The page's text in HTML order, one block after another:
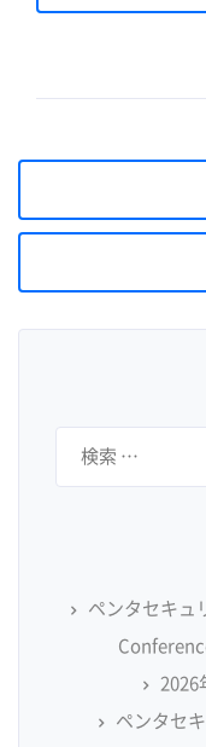
ら強調しても、な
ペンタセキュ
ペンタセ